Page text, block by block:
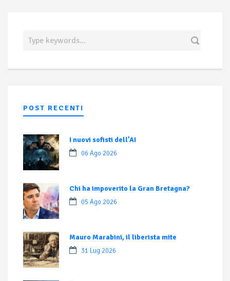
POST RECENTI
I nuovi sofisti dell’AI
06 Ago 2026
Chi ha impoverito la Gran Bretagna?
05 Ago 2026
Mauro Marabini, il liberista mite
31 Lug 2026